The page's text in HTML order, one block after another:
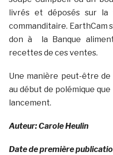
livrés et déposés sur la
commanditaire. EarthCam
don à la Banque
recettes de ces ventes.
Une manière peut-être
au début de polémique
lancement.
Auteur: Carole Heulin
Date de première